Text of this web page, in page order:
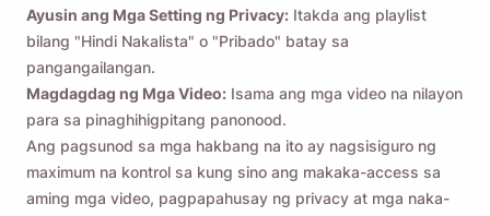
Ayusin ang Mga Setting ng Privacy: Itakda ang playlist
bilang "Hindi Nakalista" o "Pribado" batay sa
pangangailangan.
Magdagdag ng Mga Video: Isama ang mga video na nilayon
para sa pinaghihigpitang panonood.
Ang pagsunod sa mga hakbang na ito ay nagsisiguro ng
maximum na kontrol sa kung sino ang makaka-access sa
aming mga video, pagpapahusay ng privacy at mga naka-